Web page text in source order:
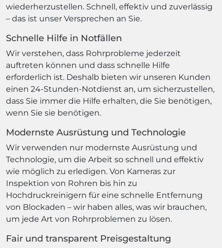
wiederherzustellen. Schnell, effektiv und zuverlässig
– das ist unser Versprechen an Sie.
Schnelle Hilfe in Notfällen
Wir verstehen, dass Rohrprobleme jederzeit
auftreten können und dass schnelle Hilfe
erforderlich ist. Deshalb bieten wir unseren Kunden
einen 24-Stunden-Notdienst an, um sicherzustellen,
dass Sie immer die Hilfe erhalten, die Sie benötigen,
wenn Sie sie benötigen.
Modernste Ausrüstung und Technologie
Wir verwenden nur modernste Ausrüstung und
Technologie, um die Arbeit so schnell und effektiv
wie möglich zu erledigen. Von Kameras zur
Inspektion von Rohren bis hin zu
Hochdruckreinigern für eine schnelle Entfernung
von Blockaden – wir haben alles, was wir brauchen,
um jede Art von Rohrproblemen zu lösen.
Fair und transparent Preisgestaltung